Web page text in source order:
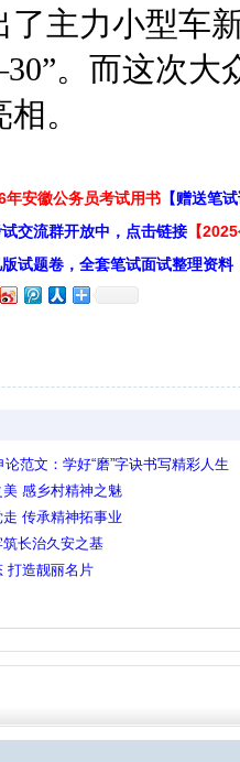
主力小型车
。而这次大
。
安徽公务员考试用书 【赠送笔
交流群开放中，点击链接 【
试题卷，全套笔试面试整理资料
范文：学好“磨”字诀书写精彩人生
感乡村精神之魅
传承精神拓事业
长治久安之基
打造靓丽名片